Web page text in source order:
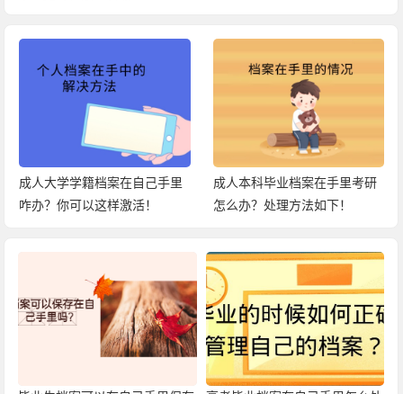
成人大学学籍档案在自己手里
咋办？你可以这样激活！
成人本科毕业档案在手里考研
怎么办？处理方法如下！